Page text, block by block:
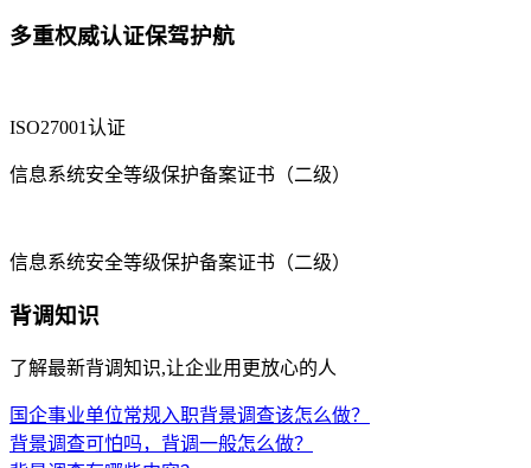
多重权威认证保驾护航
ISO27001认证
信息系统安全等级保护备案证书（二级）
信息系统安全等级保护备案证书（二级）
背调知识
了解最新背调知识,让企业用更放心的人
国企事业单位常规入职背景调查该怎么做？
背景调查可怕吗，背调一般怎么做？